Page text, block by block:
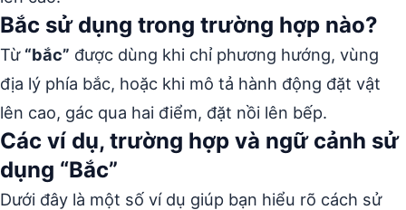
Bắc sử dụng trong trường hợp nào?
Từ “bắc” được dùng khi chỉ phương hướng, vùng
địa lý phía bắc, hoặc khi mô tả hành động đặt vật
lên cao, gác qua hai điểm, đặt nồi lên bếp.
Các ví dụ, trường hợp và ngữ cảnh sử
dụng “Bắc”
Dưới đây là một số ví dụ giúp bạn hiểu rõ cách sử